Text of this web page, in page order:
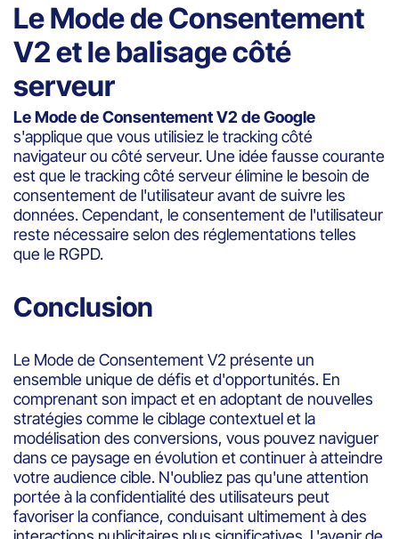
Le Mode de Consentement
V2 et le balisage côté
serveur
Le Mode de Consentement V2 de Google
s'applique que vous utilisiez le tracking côté
navigateur ou côté serveur. Une idée fausse courante
est que le tracking côté serveur élimine le besoin de
consentement de l'utilisateur avant de suivre les
données. Cependant, le consentement de l'utilisateur
reste nécessaire selon des réglementations telles
que le RGPD.
Conclusion
Le Mode de Consentement V2 présente un
ensemble unique de défis et d'opportunités. En
comprenant son impact et en adoptant de nouvelles
stratégies comme le ciblage contextuel et la
modélisation des conversions, vous pouvez naviguer
dans ce paysage en évolution et continuer à atteindre
votre audience cible. N'oubliez pas qu'une attention
portée à la confidentialité des utilisateurs peut
favoriser la confiance, conduisant ultimement à des